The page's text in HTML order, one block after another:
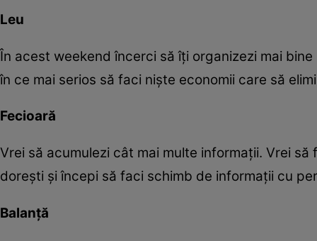
Leu
În acest weekend încerci să îţi organizezi mai
în ce mai serios să faci nişte economii care să
Fecioară
Vrei să acumulezi cât mai multe informaţii. Vrei
doreşti şi începi să faci schimb de informaţii cu
Balanţă